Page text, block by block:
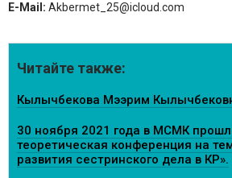
E-Mail: Akbermet_25@icloud.com
Читайте также:
Кылычбекова Мээрим
30 ноября 2021 года в МСМК
теоретическая конференция на
развития сестринского дела в КР».